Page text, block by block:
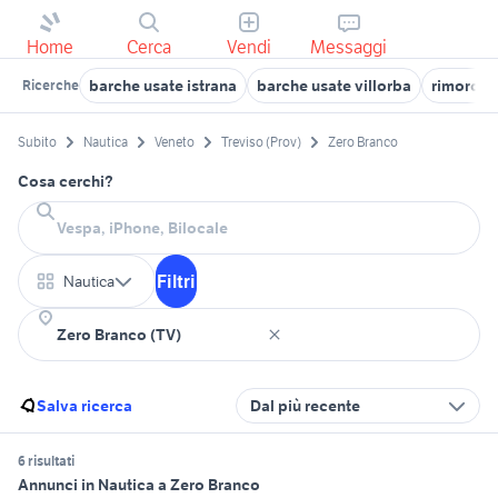
Home Cerca Vendi Messaggi
Ricerche barche usate istrana barche usate villorba
Subito Nautica Veneto Treviso (Prov) Zero Branco
Cosa cerchi?
Nautica Filtri
Salva ricerca Dal più recente
6 risultati
Annunci in Nautica a Zero Branco